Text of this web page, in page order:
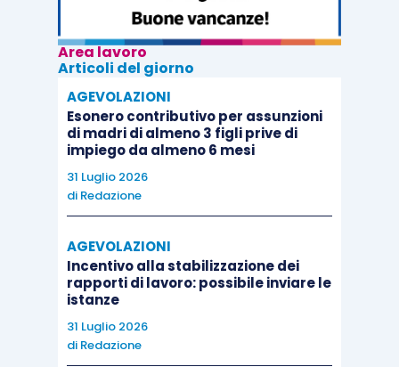
Area lavoro
Articoli del giorno
AGEVOLAZIONI
Esonero contributivo per assunzioni
di madri di almeno 3 figli prive di
impiego da almeno 6 mesi
31 Luglio 2026
di Redazione
AGEVOLAZIONI
Incentivo alla stabilizzazione dei
rapporti di lavoro: possibile inviare le
istanze
31 Luglio 2026
di Redazione